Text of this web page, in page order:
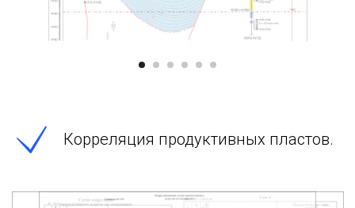
Корреляция продуктивных пластов.